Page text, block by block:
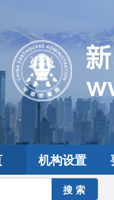
机构设置
全球震讯